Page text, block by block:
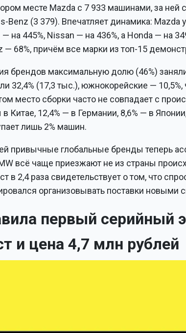
месте Mazda с 7 933 машинами, за ней
Benz (3 379). Впечатляет динамика: Mazda
на 445%, Nissan — на 436%, а Honda — на
— 68%, причём все марки из топ-15
брендов максимальную долю (46%)
32,4% (17,3 тыс.), южнокорейские —
место сборки часто не совпадает с
Китае, 12,4% — в Германии, 8,6% — в
лишь 2% машин.
привычные глобальные бренды теперь
всё чаще приезжают не из страны
в 2,4 раза свидетельствует о том, что
организовывать поставки новыми
первый серийный
и цена 4,7 млн рублей